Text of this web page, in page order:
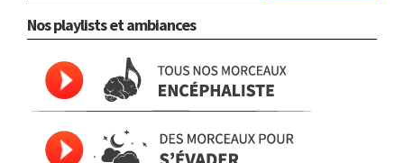
Nos playlists et ambiances